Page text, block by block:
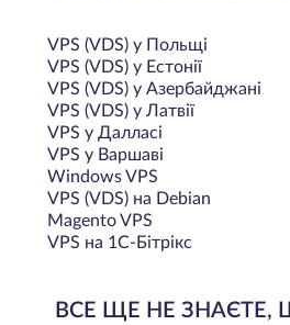
VPS (VDS) у Польщi
VPS (VDS) у Естонії
VPS (VDS) у Азербайджані
VPS (VDS) у Латвії
VPS у Далласі
VPS у Варшаві
Windows VPS
VPS (VDS) на Debian
Magento VPS
VPS на 1С-Бітрікс
ВСЕ ЩЕ НЕ ЗНАЄТЕ,